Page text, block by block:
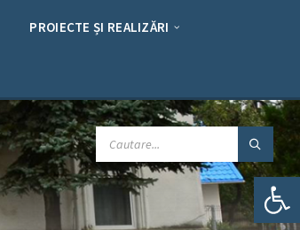
Deschide bara de unelte
PROIECTE ȘI REALIZĂRI
CAUTARE: